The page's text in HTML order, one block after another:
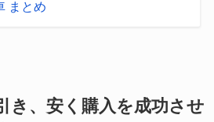
まとめ
き、安く購入を成功させ